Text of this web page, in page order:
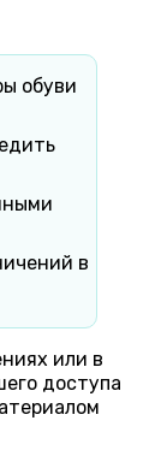
обуви
в
или в
доступа